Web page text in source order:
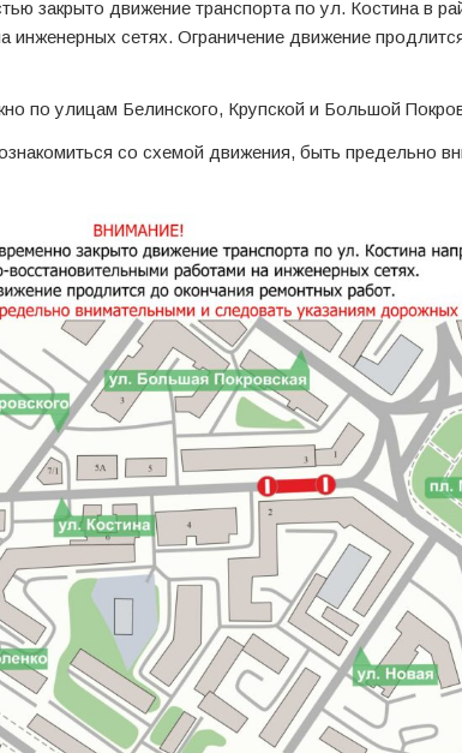
закрыто движение транспорта по ул. Костина в
инженерных сетях. Ограничение движение
по улицам Белинского, Крупской и Большой
со схемой движения, быть предельно